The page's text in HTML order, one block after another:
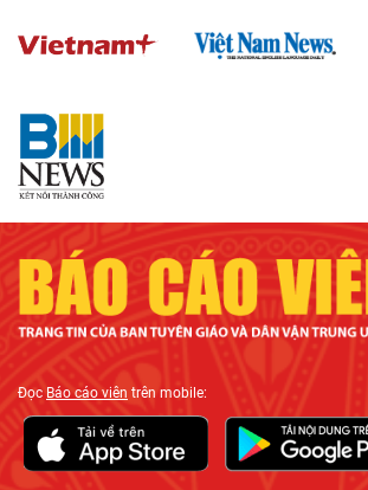
ĐọcBáo cáo viên trên mobile: